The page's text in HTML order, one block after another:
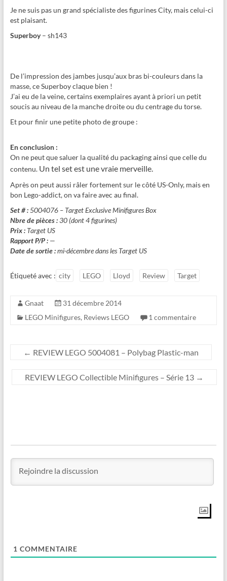
Je ne suis pas un grand spécialiste des figurines City, mais celui-ci
est plaisant.
Superboy– sh143
De l’impression des jambes jusqu’aux bras bi-couleurs dans la
masse, ce Superboy claque bien !
J’ai eu de la veine, certains exemplaires ayant à priori un petit
soucis au niveau de la manche droite ou du centrage du torse.
Et pour finir une petite photo de groupe :
En conclusion :
On ne peut que saluer la qualité du packaging ainsi que celle du
contenu. Un tel set est une vraie merveille.
Après on peut aussi râler fortement sur le côté US-Only, mais en
bon Lego-addict, on va faire avec au final.
Set # :5004076 – Target Exclusive Minifigures Box
Nbre de pièces :30 (dont 4 figurines)
Prix :Target US
Rapport P/P :—
Date de sortie :mi-décembre dans les Target US
Étiqueté avec : city LEGO Lloyd Review Target
Gnaat
31 décembre 2014
LEGO Minifigures, Reviews LEGO 1 commentaire
← REVIEW LEGO 5004081 – Polybag Plastic-man
REVIEW LEGO Collectible Minifigures – Série 13 →
1 COMMENTAIRE